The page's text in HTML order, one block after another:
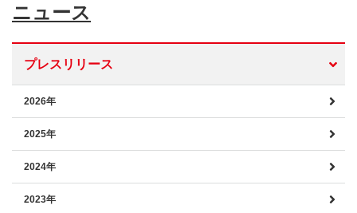
ニュース
プレスリリース
2026年
2025年
2024年
2023年